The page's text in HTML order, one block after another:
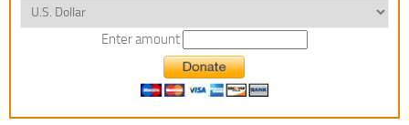
Enter amount